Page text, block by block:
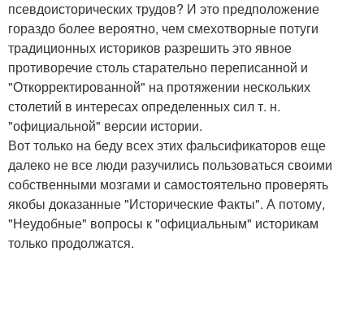
псевдоисторических трудов? И это предположение
гораздо более вероятно, чем смехотворные потуги
традиционных историков разрешить это явное
противоречие столь старательно переписанной и
"Откорректированной" на протяжении нескольких
столетий в интересах определенных сил т. н.
"официальной" версии истории.
Вот только на беду всех этих фальсификаторов еще
далеко не все люди разучились пользоваться своими
собственными мозгами и самостоятельно проверять
якобы доказанные "Исторические Факты". А потому,
"Неудобные" вопросы к "официальным" историкам
только продолжатся.